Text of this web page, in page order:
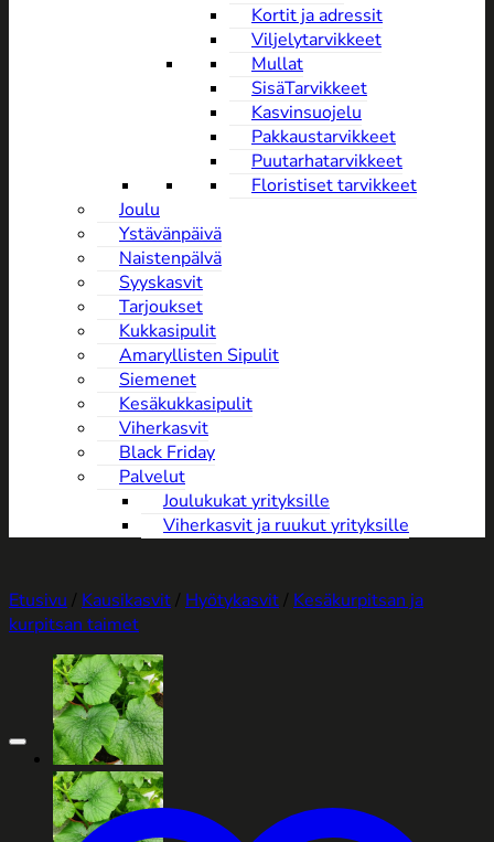
Kortit ja adressit
Viljelytarvikkeet
Mullat
SisäTarvikkeet
Kasvinsuojelu
Pakkaustarvikkeet
Puutarhatarvikkeet
Floristiset tarvikkeet
Joulu
Ystävänpäivä
NaistenpäIvä
Syyskasvit
Tarjoukset
Kukkasipulit
Amaryllisten Sipulit
Siemenet
Kesäkukkasipulit
Viherkasvit
Black Friday
Palvelut
Joulukukat yrityksille
Viherkasvit ja ruukut yrityksille
Etusivu / Kausikasvit/ Hyötykasvit/ Kesäkurpitsan ja
kurpitsan taimet